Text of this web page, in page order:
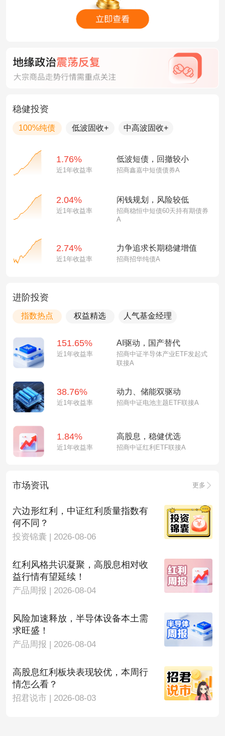
稳健投资
100%纯债 低波固收+ 中高波固收+
1.76%
近1年收益率
低波短债，回撤较小
招商鑫嘉中短债债券A
2.04%
近1年收益率
闲钱规划，风险较低
招商稳恒中短债60天持有期债券
A
2.74%
近1年收益率
力争追求长期稳健增值
招商招华纯债A
进阶投资
指数热点 权益精选 人气基金经理
151.65%
近1年收益率
AI驱动，国产替代
招商中证半导体产业ETF发起式
联接A
38.76%
近1年收益率
动力、储能双驱动
招商中证电池主题ETF联接A
1.84%
近1年收益率
高股息，稳健优选
招商中证红利ETF联接A
市场资讯 更多
六边形红利，中证红利质量指数有
何不同？
投资锦囊 | 2026-08-06
红利风格共识凝聚，高股息相对收
益行情有望延续！
产品周报 | 2026-08-04
风险加速释放，半导体设备本土需
求旺盛！
产品周报 | 2026-08-04
高股息红利板块表现较优，本周行
情怎么看？
招君说市 | 2026-08-03